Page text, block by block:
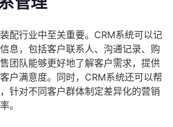
配行业中至关重要。CRM系统可以记
息，包括客户联系人、沟通记录、购
团队能够更好地了解客户需求，提供
户满意度。同时，CRM系统还可以帮
针对不同客户群体制定差异化的营销
。